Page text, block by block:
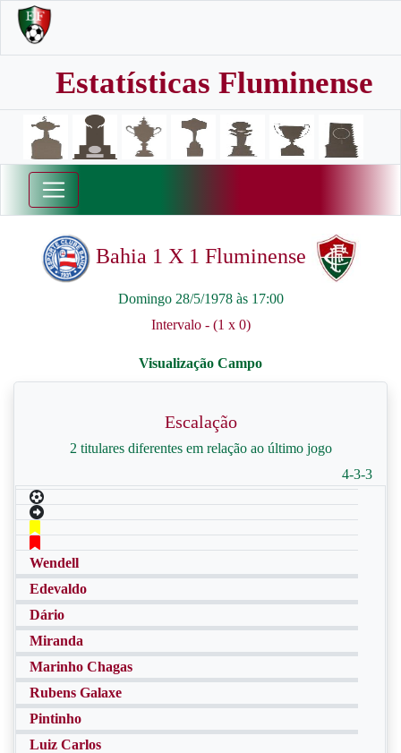
Estatísticas Fluminense
Bahia 1 X 1 Fluminense
Domingo 28/5/1978 às 17:00
Intervalo - (1 x 0)
Escalação
2 titulares diferentes em relação ao último jogo
4-3-3
Wendell
Edevaldo
Dário
Miranda
Marinho Chagas
Rubens Galaxe
Pintinho
Luiz Carlos